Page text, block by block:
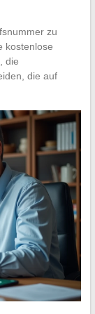
zu
kostenlose
die
die auf